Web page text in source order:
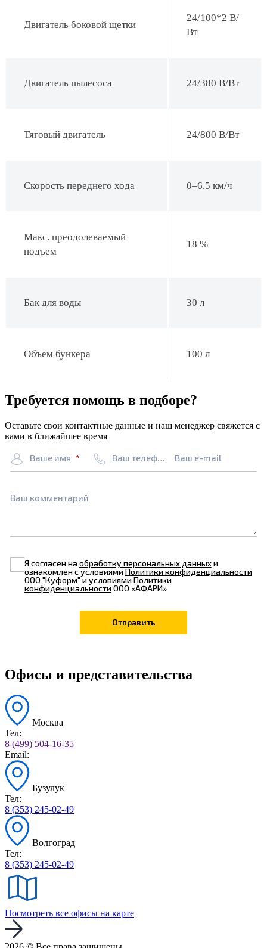
Двигатель боковой щетки
24/100*2 В/
Вт
Двигатель пылесоса 24/380 В/Вт
Тяговый двигатель 24/800 В/Вт
Скорость переднего хода 0–6,5 км/ч
Макс. преодолеваемый
подъем
18 %
Бак для воды 30 л
Объем бункера 100 л
Требуется помощь в подборе?
Оставьте свои контактные данные и наш менеджер свяжется с
вами в ближайшее время
Ваше имя Ваш телефон Ваш e-mail
Ваш комментарий
Я согласен наобработку персональных данныхи
ознакомлен с условиямиПолитики конфиденциальности
ООО "Куформ" и условиямиПолитики
конфиденциальностиООО «АФАРИ»
Офисы и представительства
Москва
Тел:
8 (499) 504-16-35
Email:
Бузулук
Тел:
8 (353) 245-02-49
Волгоград
Тел:
8 (353) 245-02-49
Посмотреть все офисы на карте